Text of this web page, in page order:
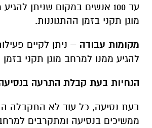
עד 100 אנשים במקום שניתן
מוגן תקני בזמן ההתגוננות.
מקומות עבודה – ניתן לקיים
להגיע ממנו למרחב מוגן תקני בזמן
הנחיות בעת קבלת התרעה
בעת נסיעה, כל עוד לא התקבלה
ממשיכים בנסיעה ומתקרבים למרחב